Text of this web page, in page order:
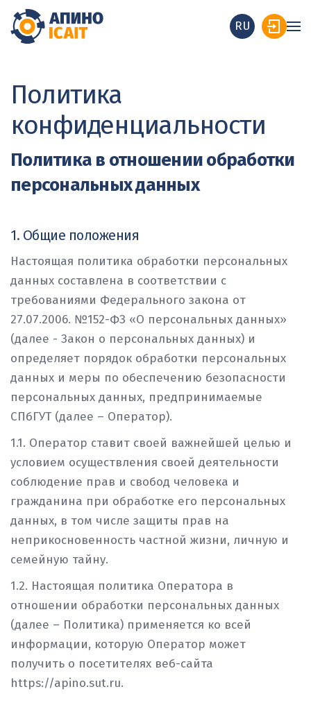
RU
Политика
конфиденциальности
Политика в отношении обработки
персональных данных
1. Общие положения
Настоящая политика обработки персональных
данных составлена в соответствии с
требованиями Федерального закона от
27.07.2006. №152-ФЗ «О персональных данных»
(далее - Закон о персональных данных) и
определяет порядок обработки персональных
данных и меры по обеспечению безопасности
персональных данных, предпринимаемые
СПбГУТ (далее – Оператор).
1.1. Оператор ставит своей важнейшей целью и
условием осуществления своей деятельности
соблюдение прав и свобод человека и
гражданина при обработке его персональных
данных, в том числе защиты прав на
неприкосновенность частной жизни, личную и
семейную тайну.
1.2. Настоящая политика Оператора в
отношении обработки персональных данных
(далее – Политика) применяется ко всей
информации, которую Оператор может
получить о посетителях веб-сайта
https://apino.sut.ru.